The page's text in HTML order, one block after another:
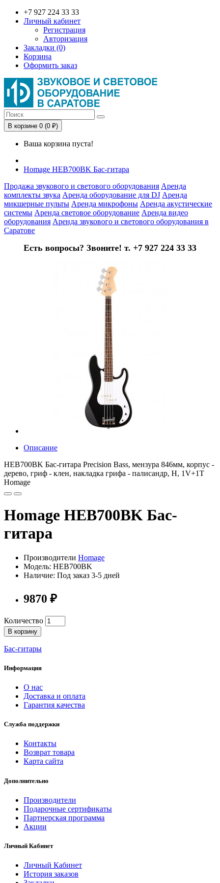
+7 927 224 33 33
Личный кабинет
Регистрация
Авторизация
Закладки (0)
Корзина
Оформить заказ
В корзине 0 (0 ₽)
Ваша корзина пуста!
Homage HEB700BK Бас-гитара
Продажа звукового и светового оборудования Аренда
комплекты звука Аренда оборудование для DJ Аренда
микшерные пульты Аренда микрофоны Аренда акустические
системы Аренда световое оборудование Аренда видео
оборудования Аренда звукового и светового оборудования в
Саратове
Есть вопросы? Звоните! т. +7 927 224 33 33
Описание
HEB700BK Бас-гитара Precision Bass, мензура 846мм, корпус -
дерево, гриф - клен, накладка грифа - палисандр, H, 1V+1T
Homage
Homage HEB700BK Бас-
гитара
Производители Homage
Модель: HEB700BK
Наличие: Под заказ 3-5 дней
9870 ₽
Количество
В корзину
Бас-гитары
Информация
О нас
Доставка и оплата
Гарантия качества
Служба поддержки
Контакты
Возврат товара
Карта сайта
Дополнительно
Производители
Подарочные сертификаты
Партнерская программа
Акции
Личный Кабинет
Личный Кабинет
История заказов